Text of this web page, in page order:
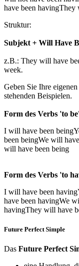
have been havingThey
Struktur:
Subjekt + Will Have
z.B.: They will have
week.
Geben Sie Ihre
stehenden Beispielen.
Form des Verbs 'to
I will have been being
been beingWe will
will have been being
Form des Verbs 'to
I will have been having
have been havingWe
havingThey will have
Future Perfect Simple
Das Future Perfect